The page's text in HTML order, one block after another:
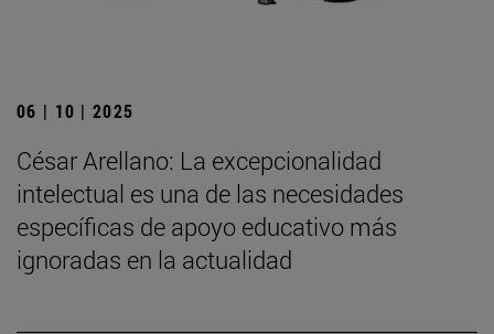
06 | 10 | 2025
César Arellano: La excepcionalidad
intelectual es una de las necesidades
específicas de apoyo educativo más
ignoradas en la actualidad